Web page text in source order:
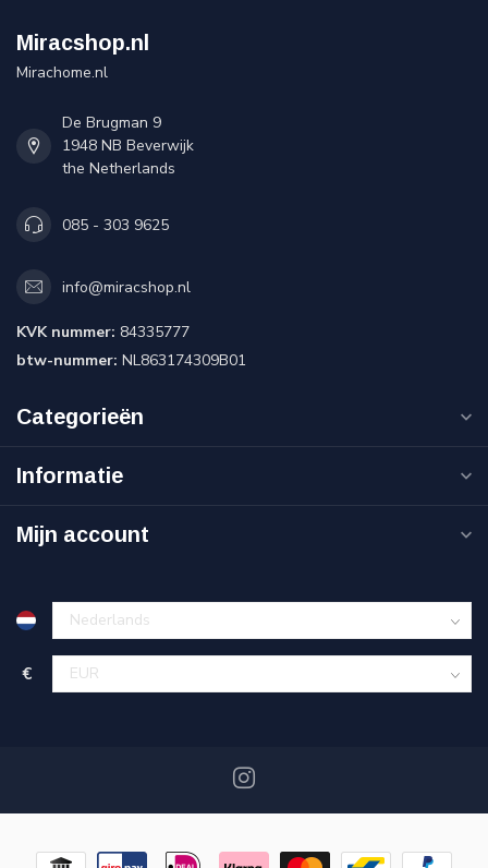
Miracshop.nl
Mirachome.nl
De Brugman 9
1948 NB Beverwijk
the Netherlands
085 - 303 9625
info@miracshop.nl
KVK nummer: 84335777
btw-nummer: NL863174309B01
Categorieën
Informatie
Mijn account
€